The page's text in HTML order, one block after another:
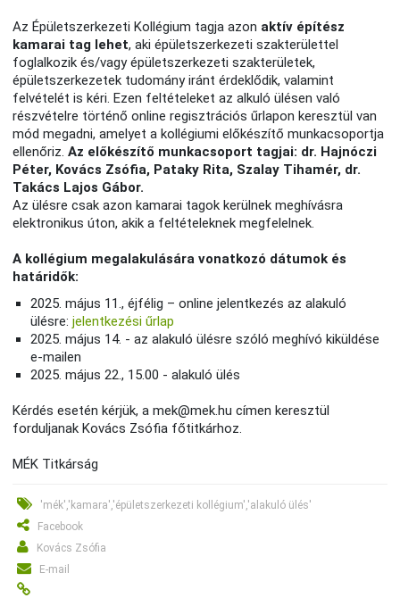
Az Épületszerkezeti Kollégium tagja azon aktív építész
kamarai tag lehet, aki épületszerkezeti szakterülettel
foglalkozik és/vagy épületszerkezeti szakterületek,
épületszerkezetek tudomány iránt érdeklődik, valamint
felvételét is kéri. Ezen feltételeket az alkuló ülésen való
részvételre történő online regisztrációs űrlapon keresztül van
mód megadni, amelyet a kollégiumi előkészítő munkacsoportja
ellenőriz.Az előkészítő munkacsoport tagjai: dr. Hajnóczi
Péter, Kovács Zsófia, Pataky Rita, Szalay Tihamér, dr.
Takács Lajos Gábor.
Az ülésre csak azon kamarai tagok kerülnek meghívásra
elektronikus úton, akik a feltételeknek megfelelnek.
A kollégium megalakulására vonatkozó dátumok és
határidők:
2025. május 11., éjfélig – online jelentkezés az alakuló
ülésre:jelentkezési űrlap
2025. május 14. - az alakuló ülésre szóló meghívó kiküldése
e-mailen
2025. május 22., 15.00 - alakuló ülés
Kérdés esetén kérjük, a mek@mek.hu címen keresztül
forduljanak Kovács Zsófia főtitkárhoz.
MÉK Titkárság
'mék','kamara','épületszerkezeti kollégium','alakuló ülés'
Facebook
Kovács Zsófia
E-mail